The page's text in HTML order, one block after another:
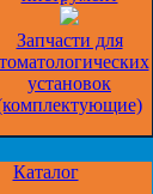
Запчасти для
установок
Каталог